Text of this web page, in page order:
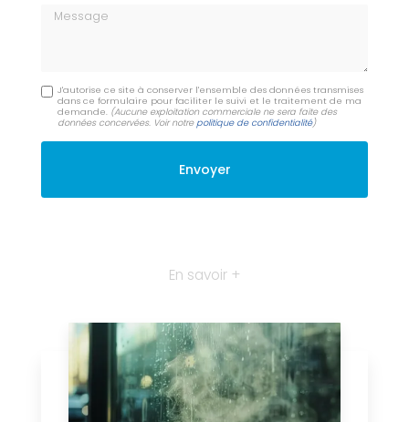
Message
J'autorise ce site à conserver l'ensemble des données transmises
dans ce formulaire pour faciliter le suivi et le traitement de ma
demande. (Aucune exploitation commerciale ne sera faite des
données concervées. Voir notrepolitique de confidentialité)
En savoir +